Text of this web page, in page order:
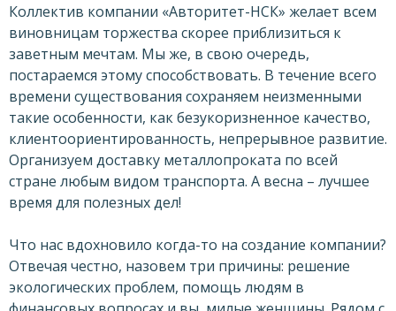
Коллектив компании «Авторитет-НСК» желает всем
виновницам торжества скорее приблизиться к
заветным мечтам. Мы же, в свою очередь,
постараемся этому способствовать. В течение всего
времени существования сохраняем неизменными
такие особенности, как безукоризненное качество,
клиентоориентированность, непрерывное развитие.
Организуем доставку металлопроката по всей
стране любым видом транспорта. А весна – лучшее
время для полезных дел!
Что нас вдохновило когда-то на создание компании?
Отвечая честно, назовем три причины: решение
экологических проблем, помощь людям в